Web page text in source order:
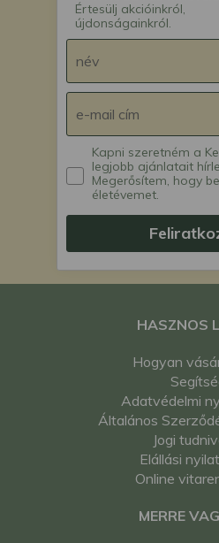
Értesülj akcióinkról,
újdonságainkról.
Kapni szeretném a
legjobb ajánlatait
Megerősítem, hogy
életévemet.
HASZNOS
Hogyan
Adatvédelmi
Általános
Jogi
Elállási
Online
MERRE